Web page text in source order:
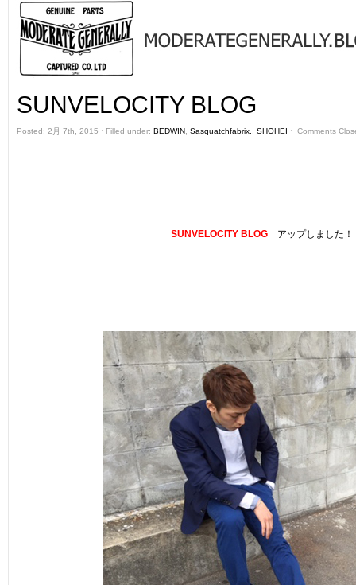
SUNVELOCITY BLOG
Posted: 2月 7th, 2015 ˑ Filled under: BEDWIN, Sasquatchfabrix. SHOHEI ˑ Comments
SUNVELOCITY BLOG アップしました！